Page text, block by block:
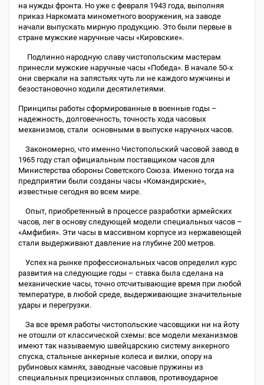
на нужды фронта. Но уже с февраля 1943 года, выполняя
приказ Наркомата минометного вооружения, на заводе
начали выпускать мирную продукцию. Это были первые в
стране мужские наручные часы «Кировские».
Подлинно народную славу чистопольским мастерам
принесли мужские наручные часы «Победа». В начале 50-х
они сверкали на запястьях чуть ли не каждого мужчины и
безостановочно ходили десятилетиями.
Принципы работы сформированные в военные годы –
надежность, долговечность, точность хода часовых
механизмов, стали основными в выпуске наручных часов.
Закономерно, что именно Чистопольский часовой завод в
1965 году стал официальным поставщиком часов для
Министерства обороны Советского Союза. Именно тогда на
предприятии были созданы часы «Командирские»,
известные сегодня во всем мире.
Опыт, приобретенный в процессе разработки армейских
часов, лег в основу следующей модели специальных часов –
«Амфибия». Эти часы в массивном корпусе из нержавеющей
стали выдерживают давление на глубине 200 метров.
Успех на рынке профессиональных часов определил курс
развития на следующие годы – ставка была сделана на
механические часы, точно отсчитывающие время при любой
температуре, в любой среде, выдерживающие значительные
удары и перегрузки.
За все время работы чистопольские часовщики ни на йоту
не отошли от классической схемы: все модели механизмов
имеют так называемую швейцарскию систему анкерного
спуска, стальные анкерные колеса и вилки, опору на
рубиновых камнях, заводные часовые пружины из
специальных прецизионных сплавов, противоударное